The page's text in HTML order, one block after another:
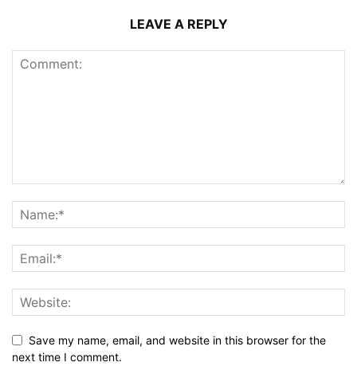
LEAVE A REPLY
Save my name, email, and website in this browser for the
next time I comment.